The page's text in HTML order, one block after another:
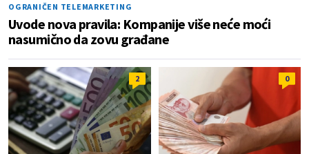
OGRANIČEN TELEMARKETING
Uvode nova pravila: Kompanije više neće moći
nasumično da zovu građane
2 0